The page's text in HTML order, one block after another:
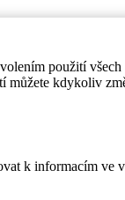
použití
můžete kdykoliv
k informacím ve